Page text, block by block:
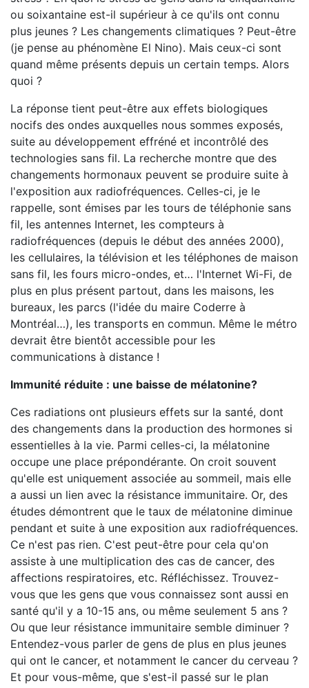
ou soixantaine est-il supérieur à ce qu'ils ont connu
plus jeunes ? Les changements climatiques ? Peut-être
(je pense au phénomène El Nino). Mais ceux-ci sont
quand même présents depuis un certain temps. Alors
quoi ?
La réponse tient peut-être aux effets biologiques
nocifs des ondes auxquelles nous sommes exposés,
suite au développement effréné et incontrôlé des
technologies sans fil. La recherche montre que des
changements hormonaux peuvent se produire suite à
l'exposition aux radiofréquences. Celles-ci, je le
rappelle, sont émises par les tours de téléphonie sans
fil, les antennes Internet, les compteurs à
radiofréquences (depuis le début des années 2000),
les cellulaires, la télévision et les téléphones de maison
sans fil, les fours micro-ondes, et… l'Internet Wi-Fi, de
plus en plus présent partout, dans les maisons, les
bureaux, les parcs (l'idée du maire Coderre à
Montréal…), les transports en commun. Même le métro
devrait être bientôt accessible pour les
communications à distance !
Immunité réduite : une baisse de mélatonine?
Ces radiations ont plusieurs effets sur la santé, dont
des changements dans la production des hormones si
essentielles à la vie. Parmi celles-ci, la mélatonine
occupe une place prépondérante. On croit souvent
qu'elle est uniquement associée au sommeil, mais elle
a aussi un lien avec la résistance immunitaire. Or, des
études démontrent que le taux de mélatonine diminue
pendant et suite à une exposition aux radiofréquences.
Ce n'est pas rien. C'est peut-être pour cela qu'on
assiste à une multiplication des cas de cancer, des
affections respiratoires, etc. Réfléchissez. Trouvez-
vous que les gens que vous connaissez sont aussi en
santé qu'il y a 10-15 ans, ou même seulement 5 ans ?
Ou que leur résistance immunitaire semble diminuer ?
Entendez-vous parler de gens de plus en plus jeunes
qui ont le cancer, et notamment le cancer du cerveau ?
Et pour vous-même, que s'est-il passé sur le plan